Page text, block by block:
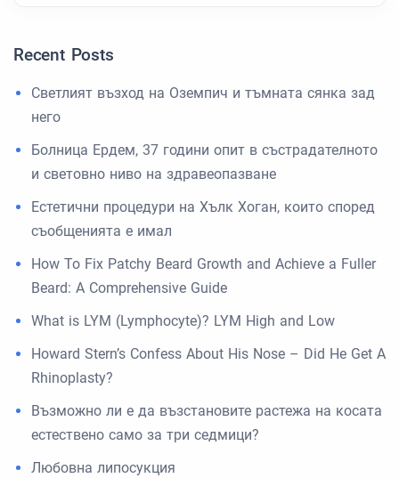
Recent Posts
Светлият възход на Оземпич и тъмната сянка зад
него
Болница Ердем, 37 години опит в състрадателното
и световно ниво на здравеопазване
Естетични процедури на Хълк Хоган, които според
съобщенията е имал
How To Fix Patchy Beard Growth and Achieve a Fuller
Beard: A Comprehensive Guide
What is LYM (Lymphocyte)? LYM High and Low
Howard Stern’s Confess About His Nose – Did He Get A
Rhinoplasty?
Възможно ли е да възстановите растежа на косата
естествено само за три седмици?
Любовна липосукция